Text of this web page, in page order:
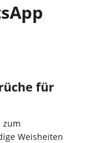
für
zum
Weisheiten